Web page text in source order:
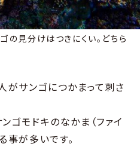
の見分けはつきにくい。どちら
がサンゴにつかまって刺さ
ゴモドキのなかま（ファイ
事が多いです。